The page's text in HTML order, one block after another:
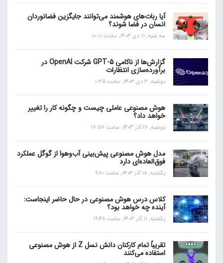
آیا ربات‌های هوشمند می‌توانند جایگزین فضانوردان
انسان در فضا شوند؟
سه شنبه, 11 دی 1403, ساعت 10:01
گزارش‌ها از ناکامی GPT-5 شرکت OpenAI در
برآورده‌سازی انتظارات
دوشنبه, 3 دی 1403, ساعت 0:35
هوش مصنوعی عاملی چیست و چگونه کار را تغییر
خواهد داد؟
دوشنبه, 26 آذر 1403, ساعت 17:57
مدل هوش مصنوعی پیش‌بینی آب‌و‌هوا از گوگل عملکرد
فوق‌العاده‌ای دارد
یکشنبه, 18 آذر 1403, ساعت 9:20
کلاس درس هوش مصنوعی در حال حاضر اینجاست:
آینده چه خواهد بود؟
یکشنبه, 11 آذر 1403, ساعت 19:48
تقریباً تمام کارکنان دانش نسل Z از هوش مصنوعی
استفاده می‌کنند